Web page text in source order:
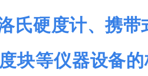
氏硬度计、携
块等仪器设备